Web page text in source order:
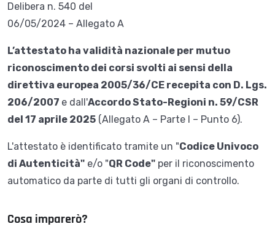
Delibera n. 540 del
06/05/2024 – Allegato A
L’attestato ha validità nazionale per mutuo
riconoscimento dei corsi svolti ai sensi della
direttiva europea 2005/36/CE recepita con D. Lgs.
206/2007 e dall'Accordo Stato-Regioni n. 59/CSR
del 17 aprile 2025 (Allegato A – Parte I – Punto 6).
L'attestato è identificato tramite un "Codice Univoco
di Autenticità" e/o "QR Code" per il riconoscimento
automatico da parte di tutti gli organi di controllo.
Cosa imparerò?